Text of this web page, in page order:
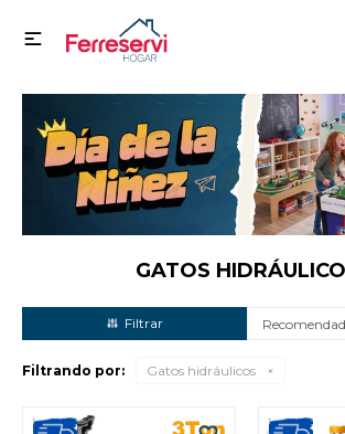

GATOS
Filtrando por: Gatos hidráulicos
Menú Herramientas y Construcción
Herramientas y Construcción
Electrodomésticos
Tecnología
Deportes